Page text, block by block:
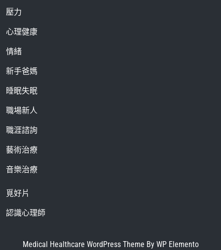
壓力
心理健康
情緒
新手爸媽
睡眠失眠
職場新人
職涯諮詢
藝術治療
音樂治療
覓好片
認識心理師
Medical Healthcare WordPress Theme By WP Elemento